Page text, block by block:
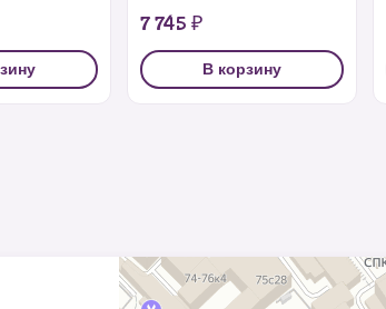
7 745 ₽
В корзину